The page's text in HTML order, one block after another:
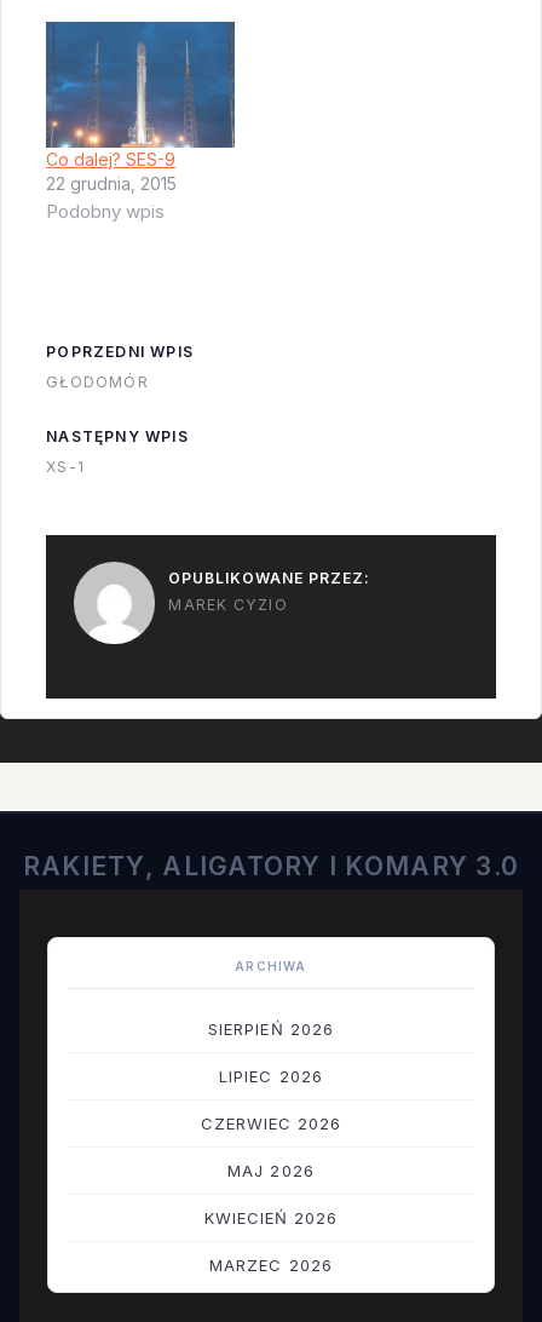
wczoraj zrobili test
statyczny F9.
Najnowsze plotki
mówią że FAA wyda
zgodę dziś lub jutro i
pierwszy start
odbędzie się w nocy z
Co dalej? SES-9
22 grudnia, 2015
Podobny wpis
POPRZEDNI WPIS
GŁODOMÓR
NASTĘPNY WPIS
XS-1
OPUBLIKOWANE PRZEZ:
MAREK CYZIO
RAKIETY, ALIGATORY I KOMARY 3.0
ARCHIWA
SIERPIEŃ 2026
LIPIEC 2026
CZERWIEC 2026
MAJ 2026
KWIECIEŃ 2026
MARZEC 2026